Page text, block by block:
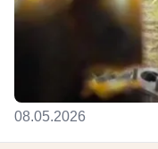
08.05.2026